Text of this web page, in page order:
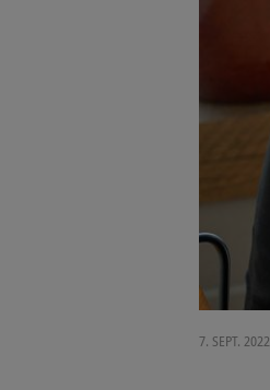
7. SEPT. 2022